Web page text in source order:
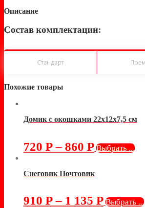
Описание
Состав комплектации:
Стандарт
Похожие товары
Домик с окошками 22х12х7,5 см
720 Р– 860 Р Выбрать ...
Снеговик Почтовик
910 Р– 1 135 Р Выбрать ...